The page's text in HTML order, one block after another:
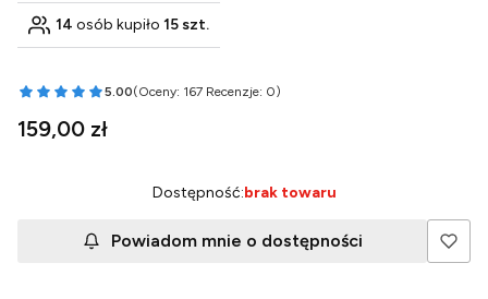
14 osób kupiło 15 szt.
5.00(Oceny: 167 Recenzje: 0)
Przejdź do sekcji Opinie
Cena
159,00 zł
Dostępność:brak towaru
Powiadom mnie o dostępności